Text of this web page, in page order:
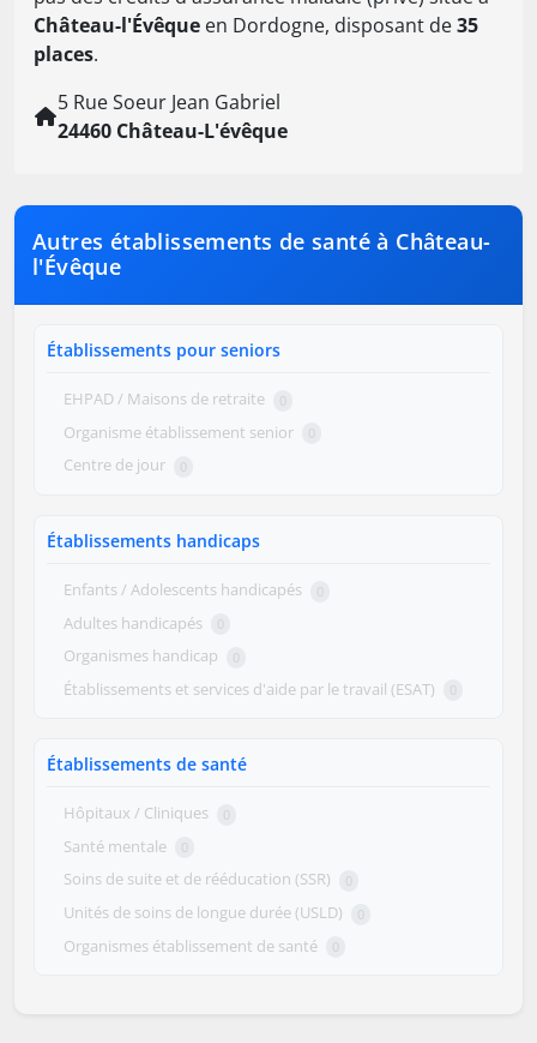
Château-l'Évêque en Dordogne, disposant de35
places.
5 Rue Soeur Jean Gabriel
24460 Château-L'évêque
Autres établissements de santé à Château-
l'Évêque
Établissements pour seniors
EHPAD / Maisons de retraite 0
Organisme établissement senior 0
Centre de jour 0
Établissements handicaps
Enfants / Adolescents handicapés 0
Adultes handicapés 0
Organismes handicap 0
Établissements et services d'aide par le travail (ESAT) 0
Établissements de santé
Hôpitaux / Cliniques 0
Santé mentale 0
Soins de suite et de rééducation (SSR) 0
Unités de soins de longue durée (USLD) 0
Organismes établissement de santé 0